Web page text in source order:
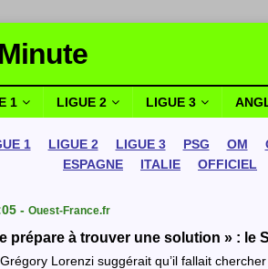
1 LIGUE 2 LIGUE 3
1 LIGUE 2 LIGUE 3 PSG OM
ESPAGNE
ITALIE OFFICIEL
- Ouest-France.fr
prépare à trouver une solution » : le
Lorenzi suggérait qu’il fallait